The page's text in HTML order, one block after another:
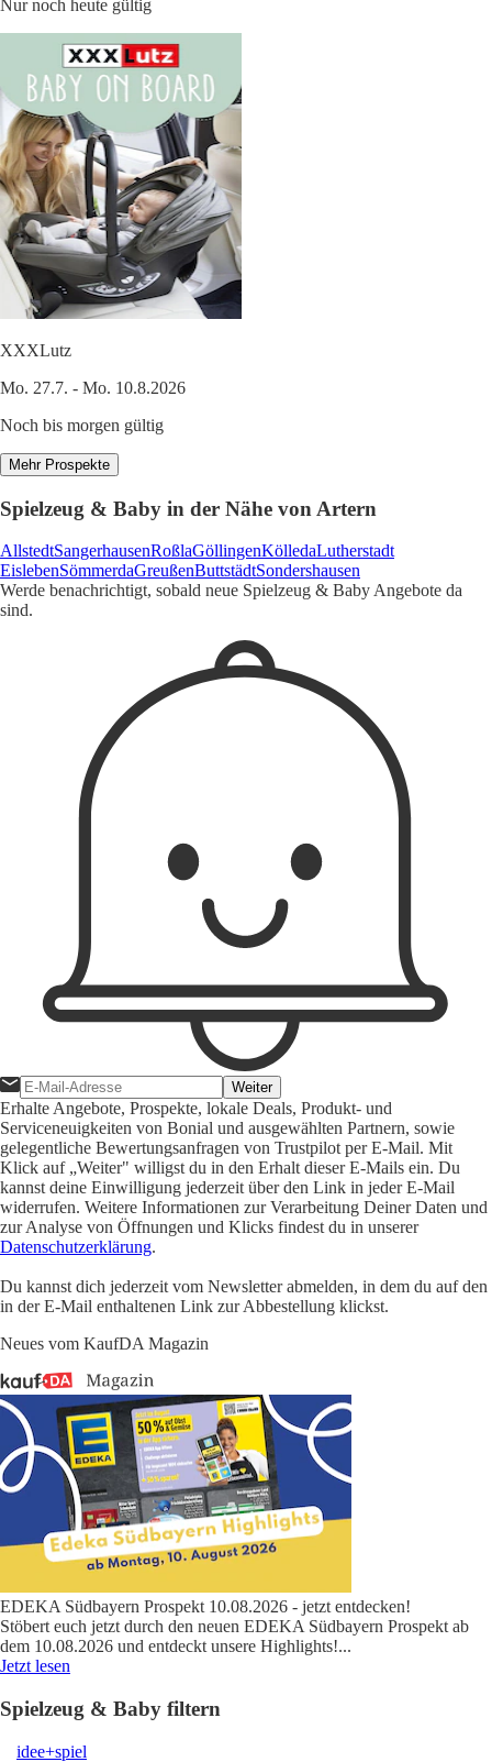
Nur noch heute gültig
XXXLutz
Mo. 27.7. - Mo. 10.8.2026
Noch bis morgen gültig
Mehr Prospekte
Spielzeug & Baby in der Nähe von Artern
AllstedtSangerhausenRoßlaGöllingenKölledaLutherstadt
EislebenSömmerdaGreußenButtstädtSondershausen
Werde benachrichtigt, sobald neue Spielzeug & Baby Angebote da
sind.
Weiter
Erhalte Angebote, Prospekte, lokale Deals, Produkt- und
Serviceneuigkeiten von Bonial und ausgewählten Partnern, sowie
gelegentliche Bewertungsanfragen von Trustpilot per E-Mail. Mit
Klick auf „Weiter" willigst du in den Erhalt dieser E-Mails ein. Du
kannst deine Einwilligung jederzeit über den Link in jeder E-Mail
widerrufen. Weitere Informationen zur Verarbeitung Deiner Daten und
zur Analyse von Öffnungen und Klicks findest du in unserer
Datenschutzerklärung.
Du kannst dich jederzeit vom Newsletter abmelden, in dem du auf den
in der E-Mail enthaltenen Link zur Abbestellung klickst.
Neues vom KaufDA Magazin
EDEKA Südbayern Prospekt 10.08.2026 - jetzt entdecken!
Stöbert euch jetzt durch den neuen EDEKA Südbayern Prospekt ab
dem 10.08.2026 und entdeckt unsere Highlights!...
Jetzt lesen
Spielzeug & Baby filtern
idee+spiel